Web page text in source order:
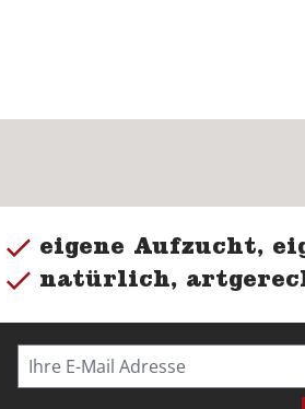
eigene Aufzucht,
natürlich,